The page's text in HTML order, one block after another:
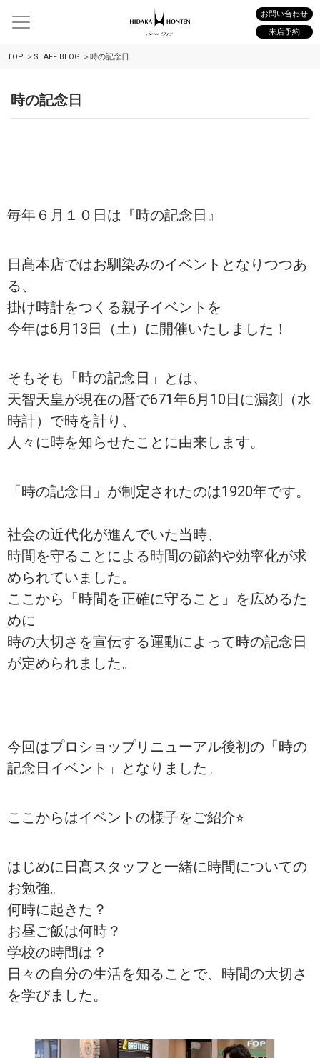
お問い合わせ
来店予約
TOP STAFF BLOG 時の記念日
時の記念日
毎年６月１０日は『時の記念日』
日髙本店ではお馴染みのイベントとなりつつあ
る、
掛け時計をつくる親子イベントを
今年は6月13日（土）に開催いたしました！
そもそも「時の記念日」とは、
天智天皇が現在の暦で671年6月10日に漏刻（水
時計）で時を計り、
人々に時を知らせたことに由来します。
「時の記念日」が制定されたのは1920年です。
社会の近代化が進んでいた当時、
時間を守ることによる時間の節約や効率化が求
められていました。
ここから「時間を正確に守ること」を広めるた
めに
時の大切さを宣伝する運動によって時の記念日
が定められました。
今回はプロショップリニューアル後初の「時の
記念日イベント」となりました。
ここからはイベントの様子をご紹介⭐︎
はじめに日髙スタッフと一緒に時間についての
お勉強。
何時に起きた？
お昼ご飯は何時？
学校の時間は？
日々の自分の生活を知ることで、時間の大切さ
を学びました。